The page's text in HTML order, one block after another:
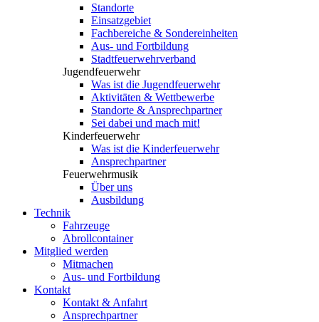
Standorte
Einsatzgebiet
Fachbereiche & Sondereinheiten
Aus- und Fortbildung
Stadtfeuerwehrverband
Jugendfeuerwehr
Was ist die Jugendfeuerwehr
Aktivitäten & Wettbewerbe
Standorte & Ansprechpartner
Sei dabei und mach mit!
Kinderfeuerwehr
Was ist die Kinderfeuerwehr
Ansprechpartner
Feuerwehrmusik
Über uns
Ausbildung
Technik
Fahrzeuge
Abrollcontainer
Mitglied werden
Mitmachen
Aus- und Fortbildung
Kontakt
Kontakt & Anfahrt
Ansprechpartner